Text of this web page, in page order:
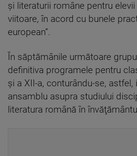
şi literaturii române pentru
viitoare, în acord cu bunele
european”.
În săptămânile următoare
definitiva programele pentru
şi a XII-a, conturându-se, astfel,
ansamblu asupra studiului
literatura română în